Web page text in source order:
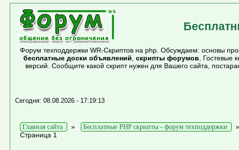
Форум техподдержки WR-Скриптов на php. Обсуждаем: основы
бесплатные доски объявлений скрипты форумов , Гостевые
версий. Сообщите какой скрипт нужен для Вашего сайта,
Сегодня: 08.08.2026 - 17:19:13
Главная сайта » Бесплатные PHP скрипты - форум техподдержки
Страница 1